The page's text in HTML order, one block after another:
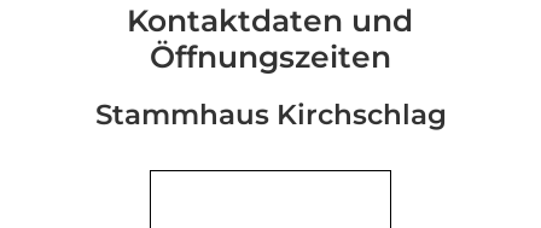
Kontaktdaten und
Öffnungszeiten
Stammhaus Kirchschlag